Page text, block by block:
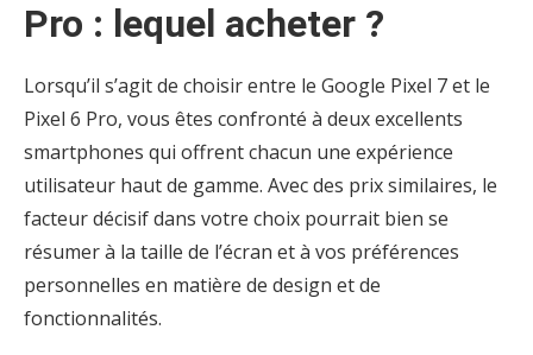
Pro : lequel acheter ?
Lorsqu’il s’agit de choisir entre le Google Pixel 7 et le
Pixel 6 Pro, vous êtes confronté à deux excellents
smartphones qui offrent chacun une expérience
utilisateur haut de gamme. Avec des prix similaires, le
facteur décisif dans votre choix pourrait bien se
résumer à la taille de l’écran et à vos préférences
personnelles en matière de design et de
fonctionnalités.